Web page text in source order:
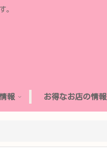
。
報 お得なお店の情報